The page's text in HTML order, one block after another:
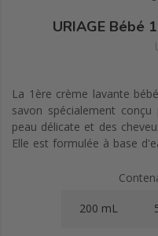
URIAGE Bébé
La 1ère crème lavante
savon spécialement
peau délicate et des
Elle est formulée à base
hydrolipidique cutané. Elle
adoucit la peau de bébé.
200 mL